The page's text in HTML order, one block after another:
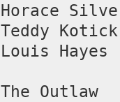
Horace
Teddy
Louis Hayes
The Outlaw